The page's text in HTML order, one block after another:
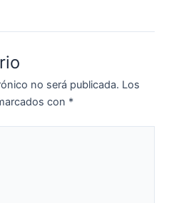
no será publicada. Los
con *